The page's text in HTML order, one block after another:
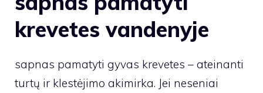
krevetes vandenyje
sapnas pamatyti gyvas krevetes – ateinanti
turtų ir klestėjimo akimirka. Jei neseniai